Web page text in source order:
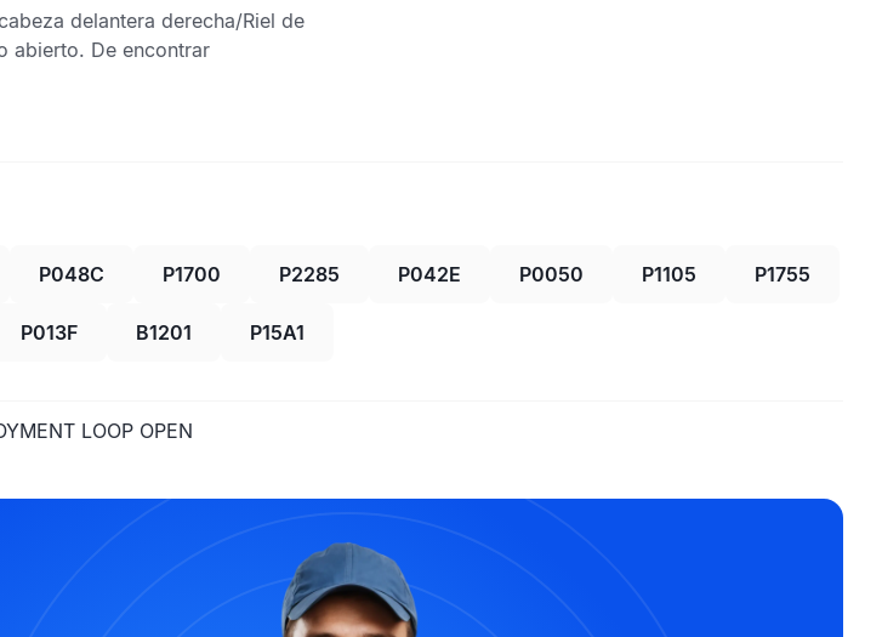
delantera derecha/Riel de
abierto. De encontrar
P048C P1700 P2285 P042E P0050 P1105 P1755
P013F B1201 P15A1
LOOP OPEN